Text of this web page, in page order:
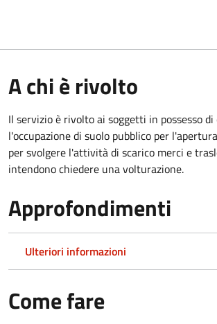
A chi è rivolto
Il servizio è rivolto ai soggetti in possesso di
l'occupazione di suolo pubblico per
per svolgere l'attività di scarico merci e
intendono chiedere una volturazione.
Approfondimenti
Ulteriori informazioni
Come fare